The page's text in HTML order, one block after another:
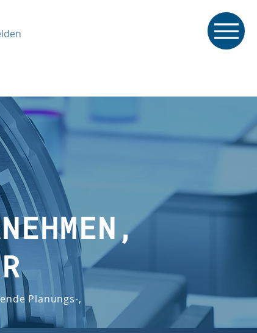
Planungs-,